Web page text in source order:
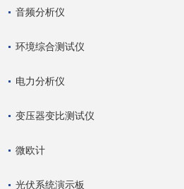
音频分析仪
环境综合测试仪
电力分析仪
变压器变比测试仪
微欧计
光伏系统演示板